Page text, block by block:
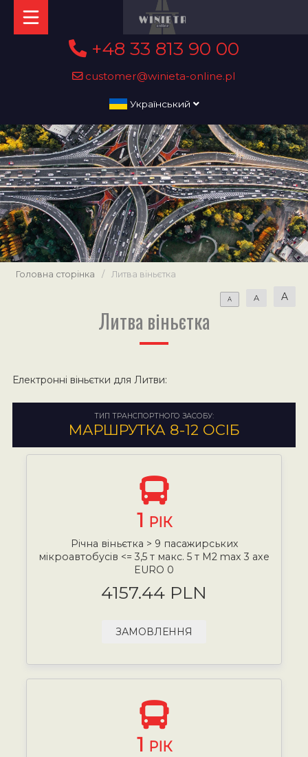
+48 33 813 90 00
customer@winieta-online.pl
Український
Головна сторінка / Литва віньєтка
A A A
Литва віньєтка
Електронні віньєтки для Литви:
ТИП ТРАНСПОРТНОГО ЗАСОБУ:
МАРШРУТКА 8-12 ОСІБ
1 РІК
Річна віньєтка > 9 пасажирських
мікроавтобусів <= 3,5 т макс. 5 т М2 max 3 axe
EURO 0
4157.44 PLN
ЗАМОВЛЕННЯ
1 РІК